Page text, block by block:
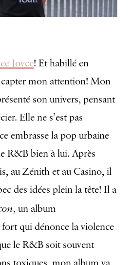
Joyce! Et habillé en
mon attention! Mon
son univers, pensant
Elle ne s’est pas
embrasse la pop urbaine
R&B bien à lui. Après
au Zénith et au Casino, il
des idées plein la tête! Il a
, un album
qui dénonce la violence
le R&B soit souvent